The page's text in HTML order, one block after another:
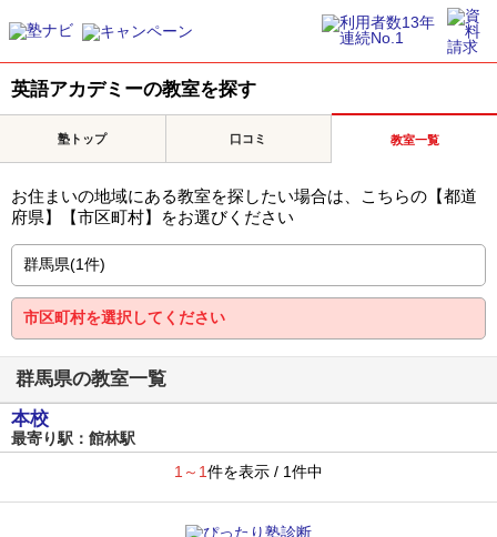
英語アカデミーの教室を探す
塾トップ 口コミ 教室一覧
お住まいの地域にある教室を探したい場合は、こちらの【都道
府県】【市区町村】をお選びください
群馬県の教室一覧
本校
最寄り駅：館林駅
1～1件を表示 / 1件中